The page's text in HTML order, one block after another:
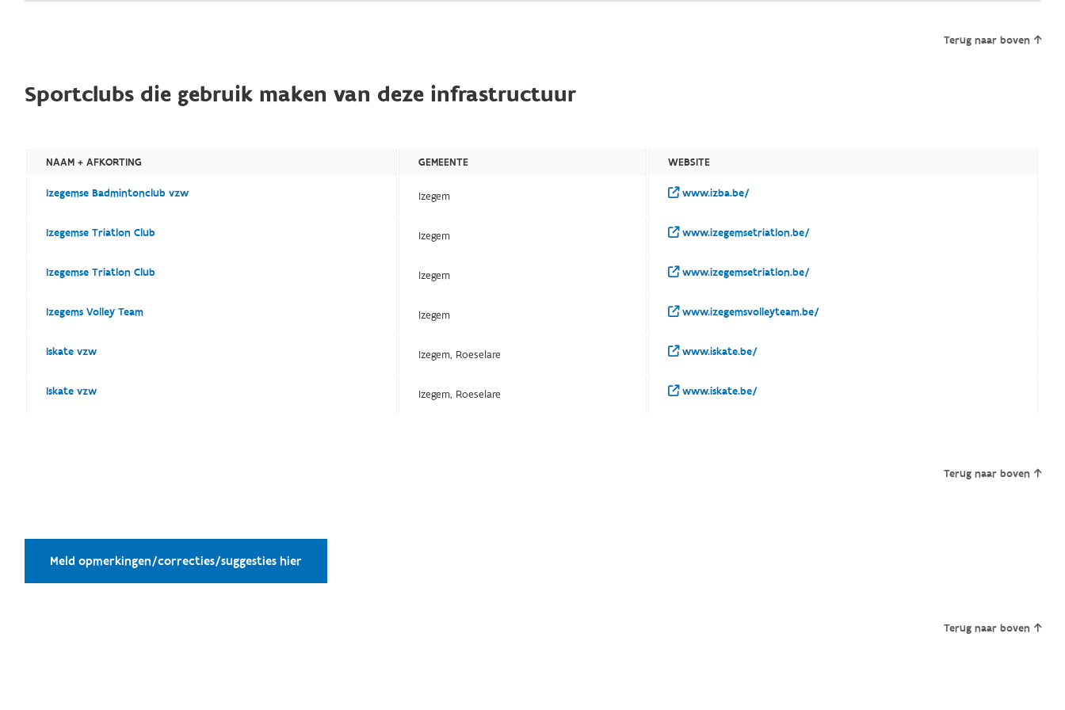
Terug naar boven
Sportclubs die gebruik maken van deze infrastructuur
NAAM + AFKORTING GEMEENTE WEBSITE
Izegemse Badmintonclub vzw Izegem www.izba.be/
Izegemse Triatlon Club Izegem www.izegemsetriatlon.be/
Izegemse Triatlon Club Izegem www.izegemsetriatlon.be/
Izegems Volley Team Izegem www.izegemsvolleyteam.be/
Iskate vzw Izegem, Roeselare www.iskate.be/
Iskate vzw Izegem, Roeselare www.iskate.be/
Terug naar boven
Meld opmerkingen/correcties/suggesties hier
Terug naar boven